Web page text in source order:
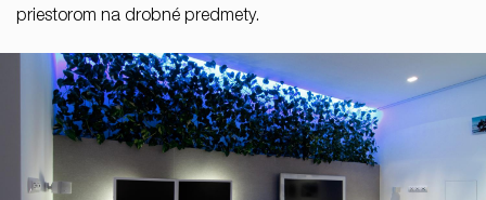
priestorom na drobné predmety.